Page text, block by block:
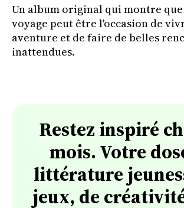
Un album original qui montre que
voyage peut être l'occasion de
aventure et de faire de belles
inattendues.
Restez inspiré
mois. Votre
littérature
jeux, de